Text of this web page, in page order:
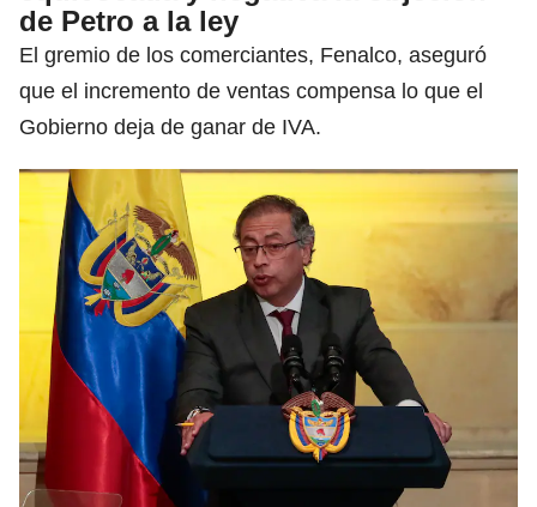
de Petro a la ley
El gremio de los comerciantes, Fenalco, aseguró
que el incremento de ventas compensa lo que el
Gobierno deja de ganar de IVA.